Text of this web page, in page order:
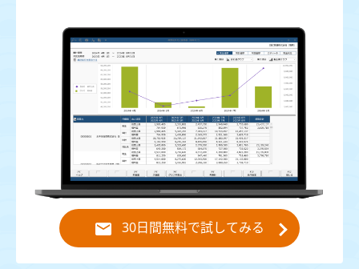
30日間無料で試してみる